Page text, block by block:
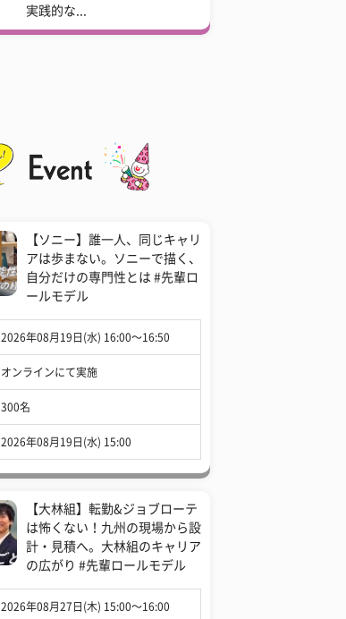
実践的な...
【ソニー】誰一人、同じキャリ
アは歩まない。ソニーで描く、
自分だけの専門性とは #先輩ロ
ールモデル
2026年08月19日(水) 16:00〜16:50
オンラインにて実施
300名
2026年08月19日(水) 15:00
【大林組】転勤&ジョブローテ
は怖くない！九州の現場から設
計・見積へ。大林組のキャリア
の広がり #先輩ロールモデル
2026年08月27日(木) 15:00〜16:00